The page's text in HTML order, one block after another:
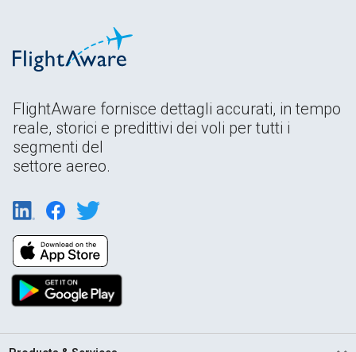
FlightAware fornisce dettagli accurati, in tempo
reale, storici e predittivi dei voli per tutti i
segmenti del
settore aereo.